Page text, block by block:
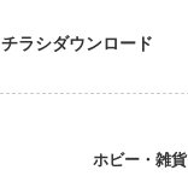
チラシダウンロード
ホビー・雑貨